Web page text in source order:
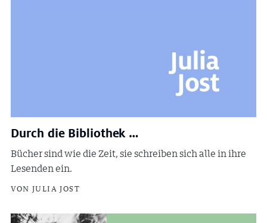
Durch die Bibliothek …
Bücher sind wie die Zeit, sie schreiben sich alle in ihre
Lesenden ein.
VON JULIA JOST